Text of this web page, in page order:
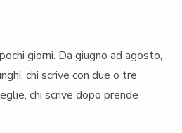
giorni. Da giugno ad agosto,
chi scrive con due o tre
chi scrive dopo prende